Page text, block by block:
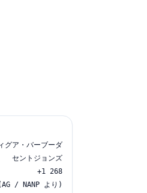
グア・バーブーダ
セントジョンズ
+1 268
/ NANP より)